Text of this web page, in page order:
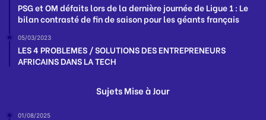
PSG et OM défaits lors de la dernière journée de Ligue 1 : Le
bilan contrasté de fin de saison pour les géants français
05/03/2023
LES 4 PROBLEMES / SOLUTIONS DES ENTREPRENEURS
AFRICAINS DANS LA TECH
Sujets Mise à Jour
01/08/2025